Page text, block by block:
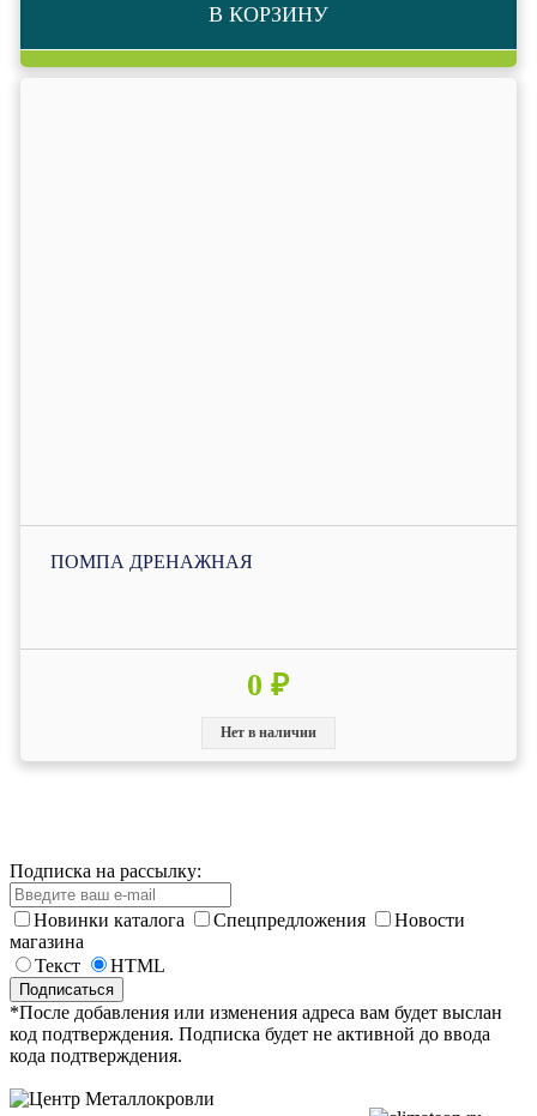
В КОРЗИНУ
ПОМПА ДРЕНАЖНАЯ
0 ₽
Нет в наличии
Подписка на рассылку:
Новинки каталога Спецпредложения
Новости
магазина
Текст
HTML
*После добавления или изменения адреса вам будет выслан
код подтверждения. Подписка будет не активной до ввода
кода подтверждения.